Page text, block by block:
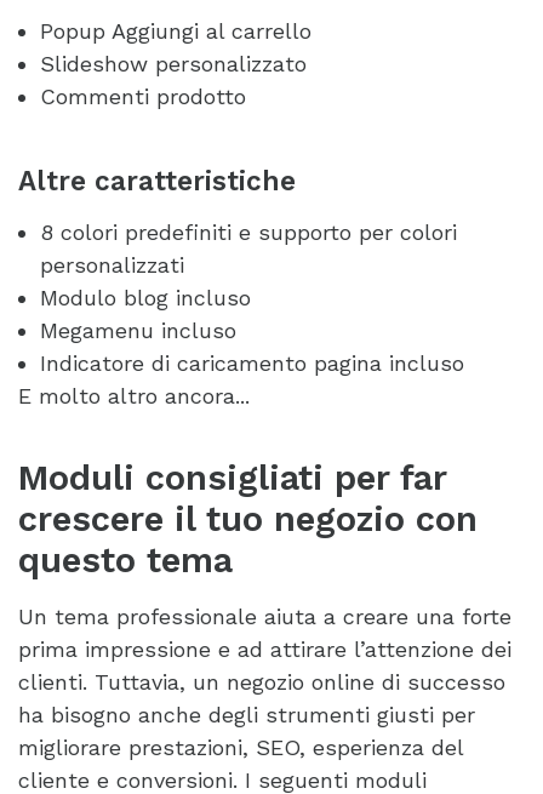
Popup Aggiungi al carrello
Slideshow personalizzato
Commenti prodotto
Altre caratteristiche
8 colori predefiniti e supporto per colori
personalizzati
Modulo blog incluso
Megamenu incluso
Indicatore di caricamento pagina incluso
E molto altro ancora...
Moduli consigliati per far
crescere il tuo negozio con
questo tema
Un tema professionale aiuta a creare una forte
prima impressione e ad attirare l’attenzione dei
clienti. Tuttavia, un negozio online di successo
ha bisogno anche degli strumenti giusti per
migliorare prestazioni, SEO, esperienza del
cliente e conversioni. I seguenti moduli